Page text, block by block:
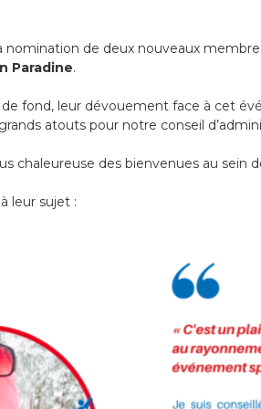
nomination de deux nouveaux
Paradine.
de fond, leur dévouement face à cet
atouts pour notre conseil
chaleureuse des bienvenues au sein
leur sujet :